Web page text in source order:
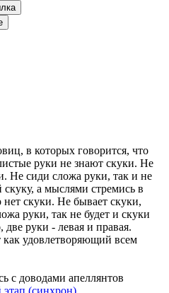
в которых говорится, что
руки не знают скуки. Не
Не сиди сложа руки, так и не
скуку, а мыслями стремись в
нет скуки. Не бывает скуки,
руки, так не будет и скуки
руки - левая и правая.
как удовлетворяющий всем
с доводами апеллянтов
этап (синхрон)